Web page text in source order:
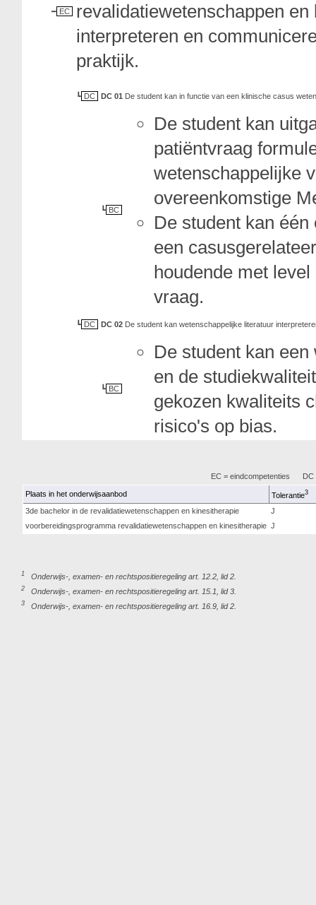
EC
revalidatiewetenschappen
interpreteren en
praktijk.
DC DC 01 De student kan in functie van een klinische casus
BC
De student kan
patiëntvraag
wetenschappelijke
overeenkomstige
De student kan
een
houdende met
vraag.
DC DC 02 De student kan wetenschappelijke literatuur
BC
De student kan
en de
gekozen kwaliteits
risico's op bias.
EC = eindcompetenties DC
Plaats in het onderwijsaanbod Tolerantie3
3de bachelor in de revalidatiewetenschappen en kinesitherapie
J
voorbereidingsprogramma revalidatiewetenschappen en kinesitherapie J
1 Onderwijs-, examen- en rechtspositieregeling art. 12.2, lid 2.
2 Onderwijs-, examen- en rechtspositieregeling art. 15.1, lid 3.
3 Onderwijs-, examen- en rechtspositieregeling art. 16.9, lid 2.